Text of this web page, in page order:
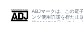
ABJマークは、この電
ンツ使用許諾を得た正
第6091713号）です。